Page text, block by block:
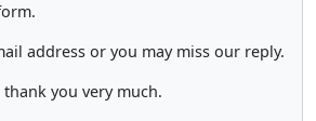
address or you may miss our reply.
you very much.